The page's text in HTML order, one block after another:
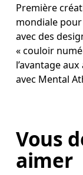
Première
mondiale
avec des
« couloir
l’avantage
avec Mental
Vous
aimer